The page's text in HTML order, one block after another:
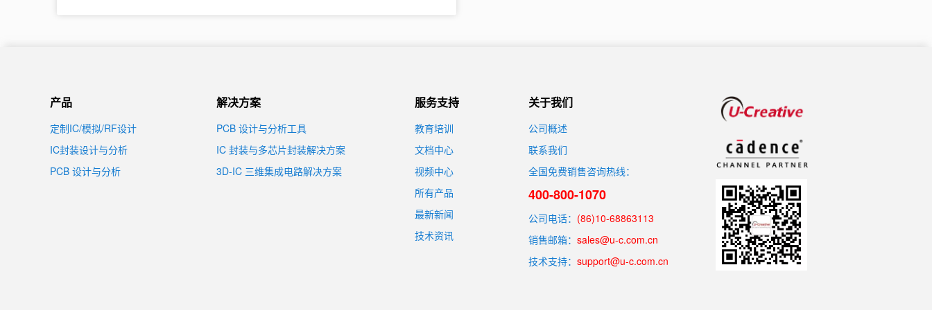
产品
定制IC/模拟/RF设计
IC封装设计与分析
PCB 设计与分析
解决方案
PCB 设计与分析工具
IC 封装与多芯片封装解决方案
3D-IC 三维集成电路解决方案
服务支持
教育培训
文档中心
视频中心
所有产品
最新新闻
技术资讯
关于我们
公司概述
联系我们
全国免费销售咨询热线：
400-800-1070
公司电话： (86)10-68863113
销售邮箱： sales@u-c.com.cn
技术支持： support@u-c.com.cn